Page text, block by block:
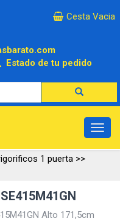
×
Cesta Vacia
Estado de tu pedido
1 puerta >>
Alto 171,5cm